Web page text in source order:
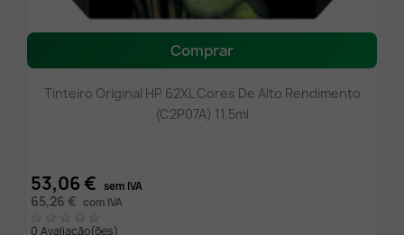
Comprar
Tinteiro Original HP 62XL Cores De Alto Rendimento
(C2P07A) 11.5ml
53,06 € sem IVA
65,26 € com IVA
0 Avaliação(ões)